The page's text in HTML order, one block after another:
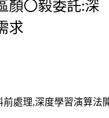
顏〇毅委託:深
求
前處理,深度學習演算法